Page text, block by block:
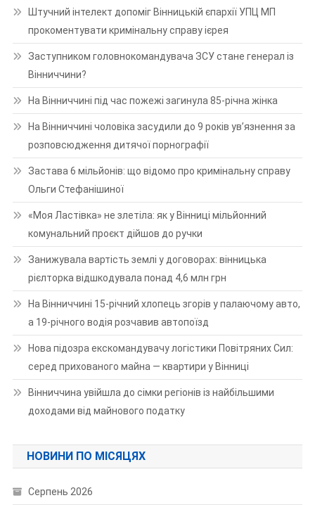
Штучний інтелект допоміг Вінницькій єпархії УПЦ МП
прокоментувати кримінальну справу ієрея
Заступником головнокомандувача ЗСУ стане генерал із
Вінниччини?
На Вінниччині під час пожежі загинула 85-річна жінка
На Вінниччині чоловіка засудили до 9 років ув’язнення за
розповсюдження дитячої порнографії
Застава 6 мільйонів: що відомо про кримінальну справу
Ольги Стефанішиної
«Моя Ластівка» не злетіла: як у Вінниці мільйонний
комунальний проєкт дійшов до ручки
Занижувала вартість землі у договорах: вінницька
рієлторка відшкодувала понад 4,6 млн грн
На Вінниччині 15-річний хлопець згорів у палаючому авто,
а 19-річного водія розчавив автопоїзд
Нова підозра екскомандувачу логістики Повітряних Сил:
серед прихованого майна — квартири у Вінниці
Вінниччина увійшла до сімки регіонів із найбільшими
доходами від майнового податку
НОВИНИ ПО МІСЯЦЯХ
Серпень 2026